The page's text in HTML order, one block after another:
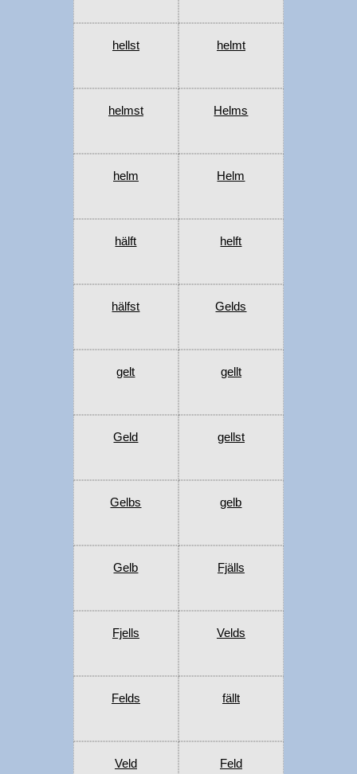
hellst helmt
helmst Helms
helm Helm
hälft helft
hälfst Gelds
gelt gellt
Geld gellst
Gelbs gelb
Gelb Fjälls
Fjells Velds
Felds fällt
Veld Feld